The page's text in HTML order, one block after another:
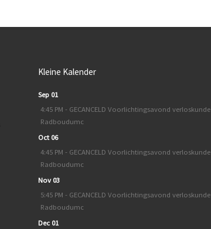
Kleine Kalender
Sep 01
4:45 PM - GECANCELD Voorlichtingsavond verloskunde
Radboudumc
Oct 06
4:45 PM - GECANCELD Voorlichtingsavond verloskunde
Radboudumc
Nov 03
5:45 PM - GECANCELD Voorlichtingsavond verloskunde
Radboudumc
Dec 01